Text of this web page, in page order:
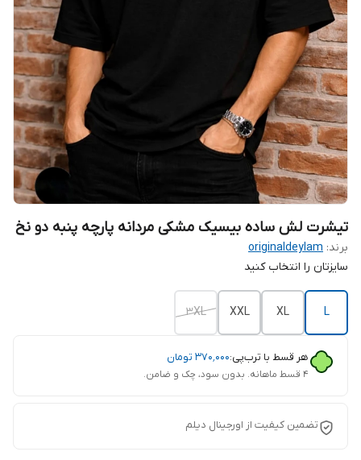
تیشرت لش ساده بیسیک مشکی مردانه پارچه پنبه دو نخ
برند: originaldeylam
سایزتان را انتخاب کنید
L
XL
XXL
3XL
هر قسط با ترب‌پی:۳۷۰٬۰۰۰ تومان
۴ قسط ماهانه. بدون سود، چک و ضامن.
تضمین کیفیت از اورجینال دیلم